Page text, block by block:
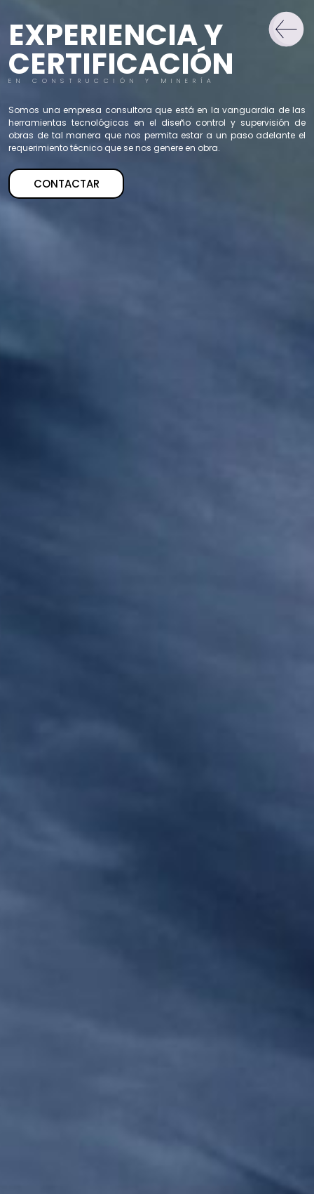
EXPERIENCIA Y
CERTIFICACIÓN
EN CONSTRUCCIÓN Y MINERÍA
Somos una empresa consultora que está en la vanguardia de las
herramientas tecnológicas en el diseño control y supervisión de
obras de tal manera que nos permita estar a un paso adelante el
requerimiento técnico que se nos genere en obra.
CONTACTAR